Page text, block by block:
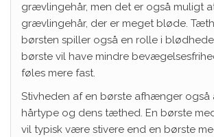
grævlingehår, men det er også muligt
grævlingehår, der er meget bløde.
børsten spiller også en rolle i
børste vil have mindre
føles mere fast.
Stivheden af en børste afhænger også
hårtype og dens tæthed. En børste
vil typisk være stivere end en børste